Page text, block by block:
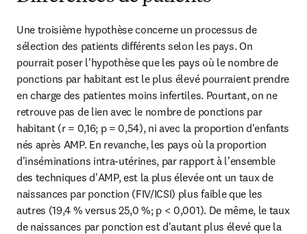
Une troisième hypothèse concerne un processus de
sélection des patients différents selon les pays. On
pourrait poser l'hypothèse que les pays où le nombre de
ponctions par habitant est le plus élevé pourraient prendre
en charge des patientes moins infertiles. Pourtant, on ne
retrouve pas de lien avec le nombre de ponctions par
habitant (r = 0,16; p = 0,54), ni avec la proportion d'enfants
nés après AMP. En revanche, les pays où la proportion
d'inséminations intra-utérines, par rapport à l'ensemble
des techniques d'AMP, est la plus élevée ont un taux de
naissances par ponction (FIV/ICSI) plus faible que les
autres (19,4 % versus 25,0 %; p < 0,001). De même, le taux
de naissances par ponction est d'autant plus élevé que la